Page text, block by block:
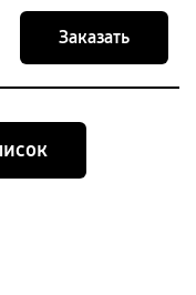
Заказать